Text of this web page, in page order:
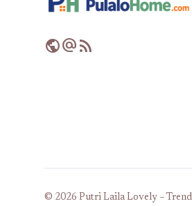
publicalternate_emailrss_feed
© 2026 Putri Laila Lovely –